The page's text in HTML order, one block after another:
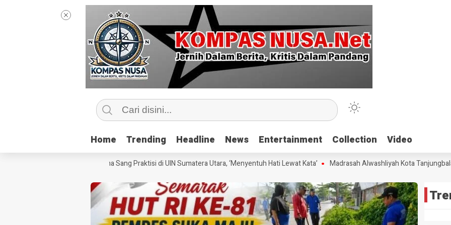
Home Trending Headline News Entertainment Collection Video
Home Trending Headline News Entertainment Collection Video
Kelas Jurnalisme Bersama Sang Praktisi di UIN Sumatera Utara, ‘Menyentuh Hati Lewat Kata’ Madrasah Alwashliyah Kota Tanjungbalai